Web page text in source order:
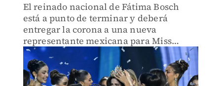
El reinado nacional de Fátima Bosch
está a punto de terminar y deberá
entregar la corona a una nueva
representante mexicana para Miss
Universo 2026